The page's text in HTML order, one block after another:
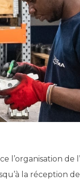
l’organisation
la réception